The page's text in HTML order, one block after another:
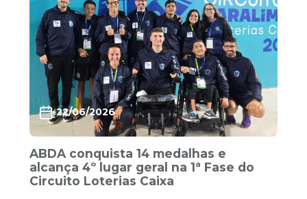
22/06/2026
ABDA conquista 14 medalhas e
alcança 4º lugar geral na 1ª Fase do
Circuito Loterias Caixa